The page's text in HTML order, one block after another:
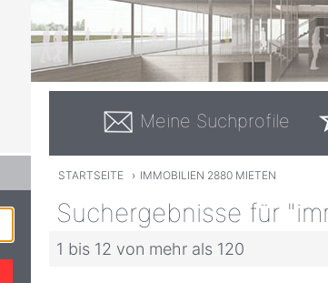
Meine Suchprofile
STARTSEITE › IMMOBILIEN 2880 MIETEN
Suchergebnisse für
1 bis 12 von mehr als 120